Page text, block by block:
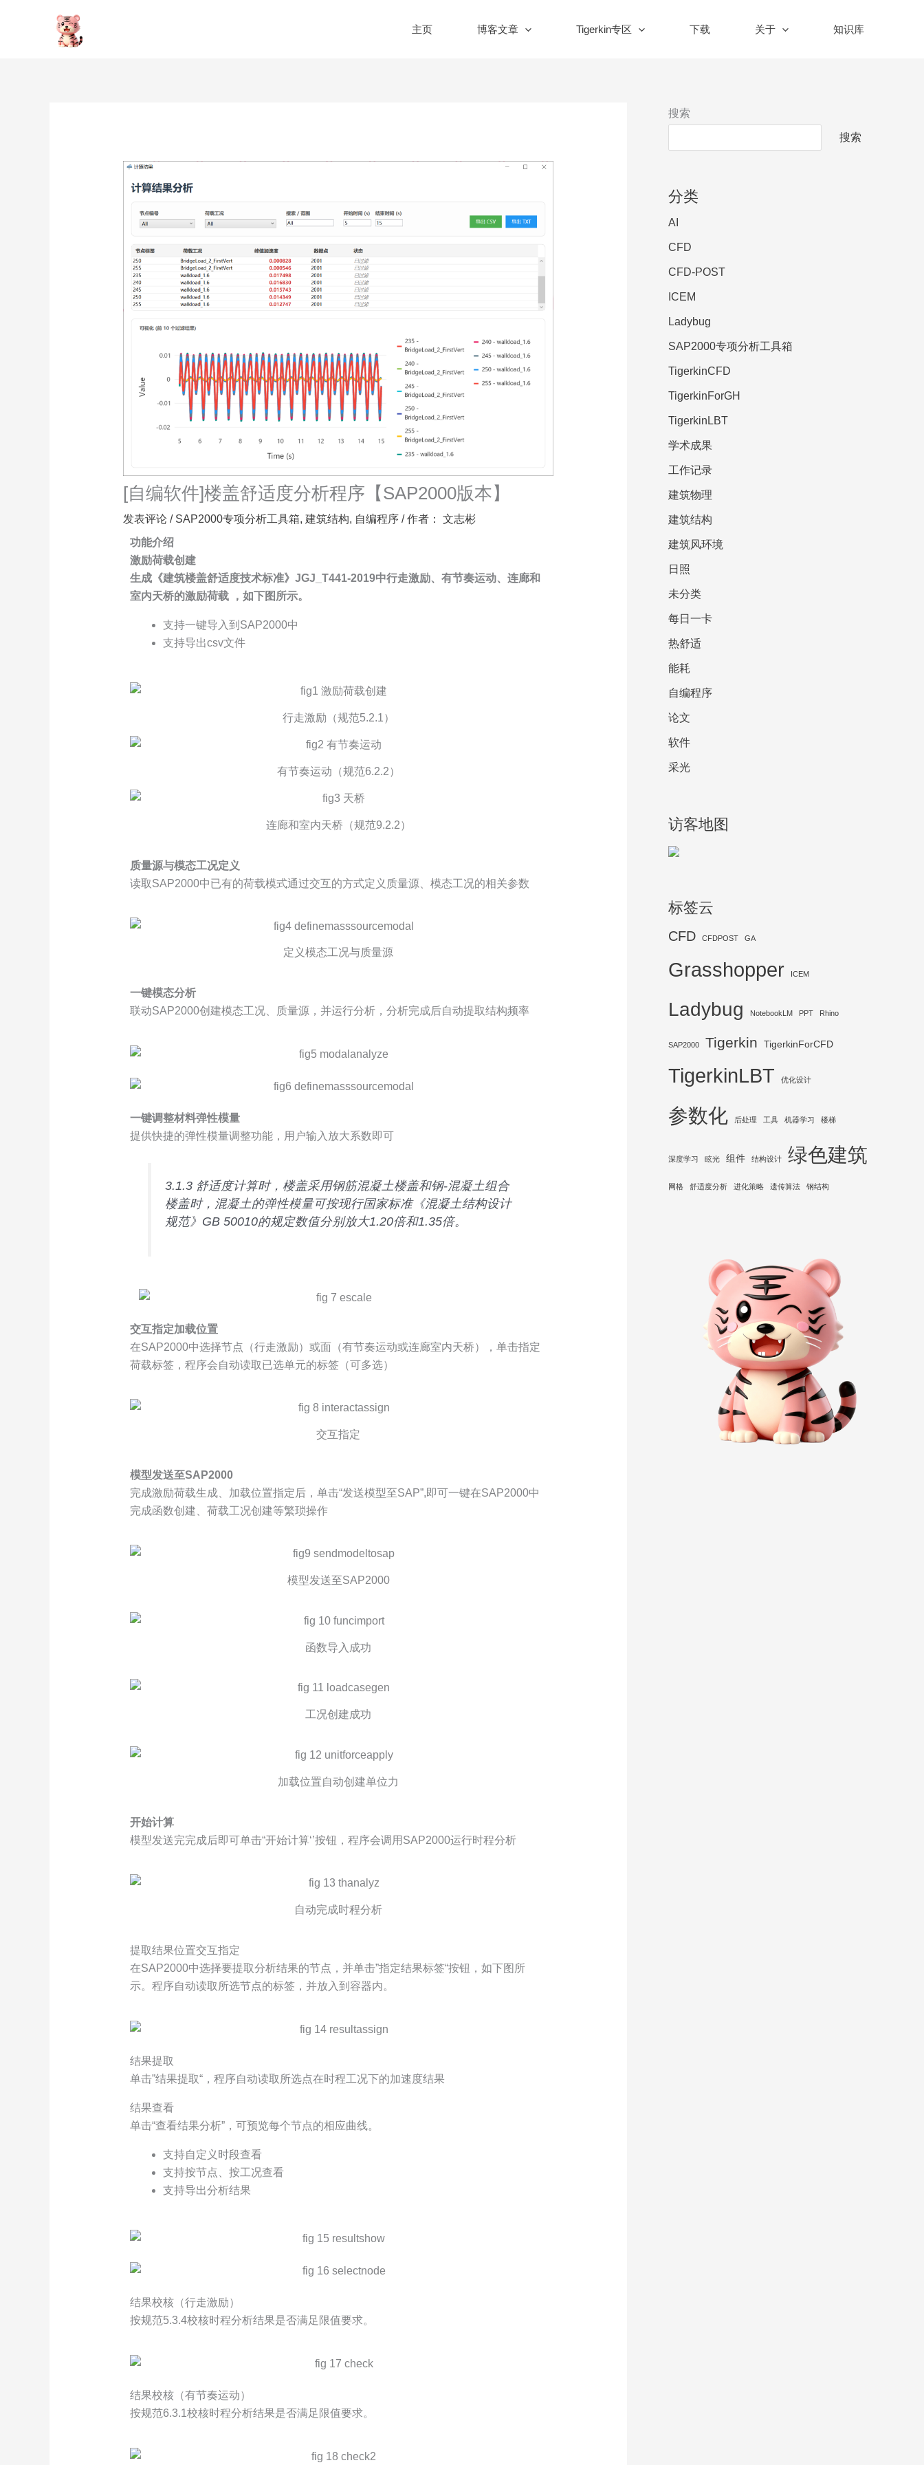
主页 博客文章 Tigerkin专区 下载 关于 知识库
[自编软件]楼盖舒适度分析程序【SAP2000版本】
发表评论 / SAP2000专项分析工具箱, 建筑结构, 自编程序/ 作者：
文志彬
功能介绍
激励荷载创建
生成《建筑楼盖舒适度技术标准》JGJ_T441-2019中行走激励、有节奏运动、连廊和
室内天桥的激励荷载 ，如下图所示。
支持一键导入到SAP2000中
支持导出csv文件
行走激励（规范5.2.1）
有节奏运动（规范6.2.2）
连廊和室内天桥（规范9.2.2）
质量源与模态工况定义
读取SAP2000中已有的荷载模式通过交互的方式定义质量源、模态工况的相关参数
定义模态工况与质量源
一键模态分析
联动SAP2000创建模态工况、质量源，并运行分析，分析完成后自动提取结构频率
一键调整材料弹性模量
提供快捷的弹性模量调整功能，用户输入放大系数即可
3.1.3 舒适度计算时，楼盖采用钢筋混凝土楼盖和钢-混凝土组合
楼盖时，混凝土的弹性模量可按现行国家标准《混凝土结构设计
规范》GB 50010的规定数值分别放大1.20倍和1.35倍。
交互指定加载位置
在SAP2000中选择节点（行走激励）或面（有节奏运动或连廊室内天桥），单击指定
荷载标签，程序会自动读取已选单元的标签（可多选）
交互指定
模型发送至SAP2000
完成激励荷载生成、加载位置指定后，单击“发送模型至SAP”,即可一键在SAP2000中
完成函数创建、荷载工况创建等繁琐操作
模型发送至SAP2000
函数导入成功
工况创建成功
加载位置自动创建单位力
开始计算
模型发送完完成后即可单击“开始计算‘’按钮，程序会调用SAP2000运行时程分析
自动完成时程分析
提取结果位置交互指定
在SAP2000中选择要提取分析结果的节点，并单击”指定结果标签“按钮，如下图所
示。程序自动读取所选节点的标签，并放入到容器内。
结果提取
单击”结果提取“，程序自动读取所选点在时程工况下的加速度结果
结果查看
单击“查看结果分析”，可预览每个节点的相应曲线。
支持自定义时段查看
支持按节点、按工况查看
支持导出分析结果
结果校核（行走激励）
按规范5.3.4校核时程分析结果是否满足限值要求。
结果校核（有节奏运动）
按规范6.3.1校核时程分析结果是否满足限值要求。
搜索
搜索
分类
AI
CFD
CFD-POST
ICEM
Ladybug
SAP2000专项分析工具箱
TigerkinCFD
TigerkinForGH
TigerkinLBT
学术成果
工作记录
建筑物理
建筑结构
建筑风环境
日照
未分类
每日一卡
热舒适
能耗
自编程序
论文
软件
采光
访客地图
标签云
CFD CFDPOST GA
Grasshopper ICEM
Ladybug NotebookLM PPT Rhino
SAP2000 Tigerkin TigerkinForCFD
TigerkinLBT 优化设计
参数化 后处理 工具 机器学习 楼梯
深度学习 眩光 组件 结构设计 绿色建筑
网格 舒适度分析 进化策略 遗传算法 钢结构